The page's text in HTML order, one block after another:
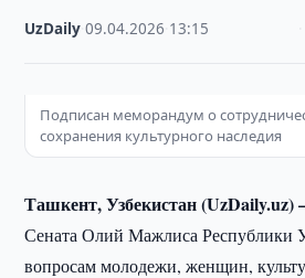
UzDaily ·09.04.2026 13:15
Подписан меморандум о
сохранения культурного наследия
Ташкент, Узбекистан
Сената Олий Мажлиса Республики
вопросам молодежи, женщин,